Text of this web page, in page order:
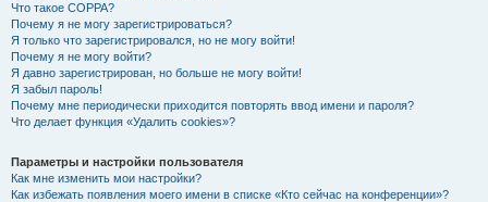
Что такое COPPA?
Почему я не могу зарегистрироваться?
Я только что зарегистрировался, но не могу войти!
Почему я не могу войти?
Я давно зарегистрирован, но больше не могу войти!
Я забыл пароль!
Почему мне периодически приходится повторять ввод имени и пароля?
Что делает функция «Удалить cookies»?
Параметры и настройки пользователя
Как мне изменить мои настройки?
Как избежать появления моего имени в списке «Кто сейчас на конференции»?